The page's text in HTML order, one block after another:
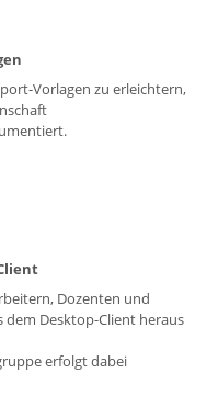
Vorlagen zu erleichtern,
Dozenten und
Desktop-Client heraus
erfolgt dabei